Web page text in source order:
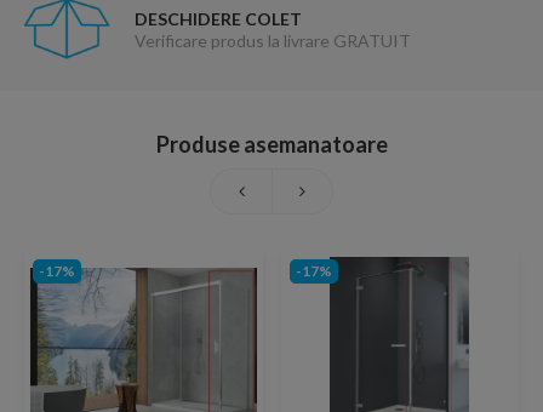
DESCHIDERE COLET
Verificare produs la livrare GRATUIT
Produse asemanatoare
-17% -17%